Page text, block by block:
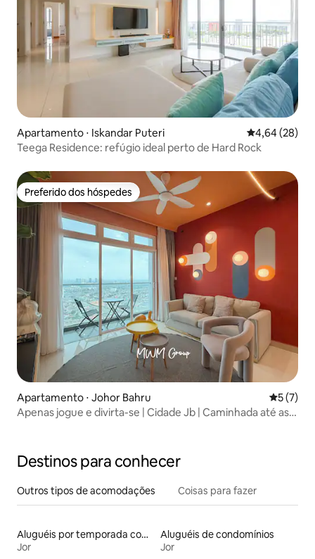
Apartamento ⋅ Iskandar Puteri 4,64 de uma
4,64 (28)
Teega Residence: refúgio ideal perto de Hard Rock
Preferido dos hóspedes
Preferido dos hóspedes
Apartamento ⋅ Johor Bahru 5 de
5 (7)
Apenas jogue e divirta-se | Cidade Jb | Caminhada até as
Destinos para conhecer
Outros tipos de acomodações Coisas para fazer
Aluguéis por temporada com café da manhã
Jor
Aluguéis de condomínios
Jor